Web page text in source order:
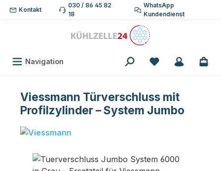
Zum Hauptinhalt springen
Kontakt
030 / 86 45 82
18
WhatsApp
Kundendienst
Navigation Du hast 0
Viessmann Türverschluss mit
Profilzylinder – System Jumbo
Bildergalerie überspringen